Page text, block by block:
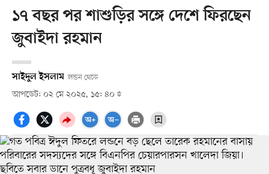
১৭ বছর পর শাশুড়ির সঙ্গে দেশে ফিরছেন
জুবাইদা রহমান
সাইদুল ইসলাম লন্ডন থেকে
আপডেট: ০২ মে ২০২৫, ১৫: ৪০